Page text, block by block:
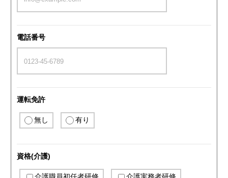
電話番号
運転免許
資格(介護)